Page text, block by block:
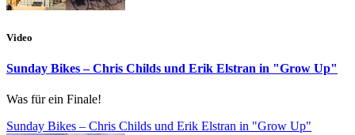
Video
Sunday Bikes – Chris Childs und Erik Elstran in "Grow Up"
Was für ein Finale!
Sunday Bikes – Chris Childs und Erik Elstran in "Grow Up"